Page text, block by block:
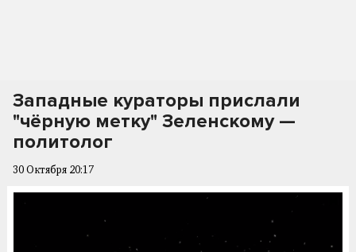
Западные кураторы прислали
"чёрную метку" Зеленскому —
политолог
30 Октября 20:17